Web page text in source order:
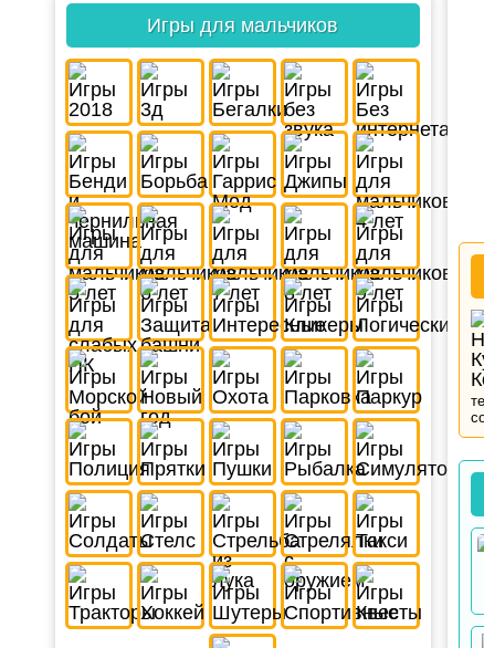
Игры для мальчиков